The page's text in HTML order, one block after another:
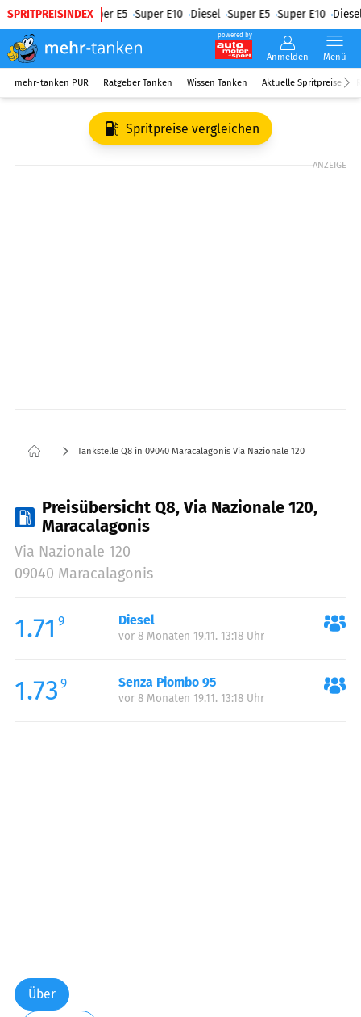
SPRITPREISINDEX
Diesel Super E5 Super E10 Diesel Super E5 Super E10 Diesel
powered by
Anmelden Menü
mehr-tanken PUR Ratgeber Tanken Wissen Tanken Aktuelle Spritpreise
Spritpreise vergleichen
ANZEIGE
Tankstelle Q8 in 09040 Maracalagonis Via Nazionale 120
Preisübersicht Q8, Via Nazionale 120,
Maracalagonis
Via Nazionale 120
09040 Maracalagonis
1.71 9 Diesel
vor 8 Monaten 19.11. 13:18 Uhr
1.73 9 Senza Piombo 95
vor 8 Monaten 19.11. 13:18 Uhr
Über